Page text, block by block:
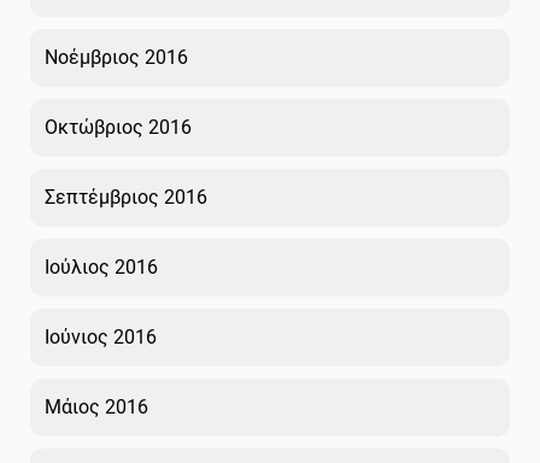
Νοέμβριος 2016
Οκτώβριος 2016
Σεπτέμβριος 2016
Ιούλιος 2016
Ιούνιος 2016
Μάιος 2016